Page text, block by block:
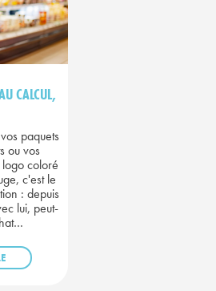
CALCUL,
paquets
ou vos
coloré
c'est le
: depuis
lui, peut-